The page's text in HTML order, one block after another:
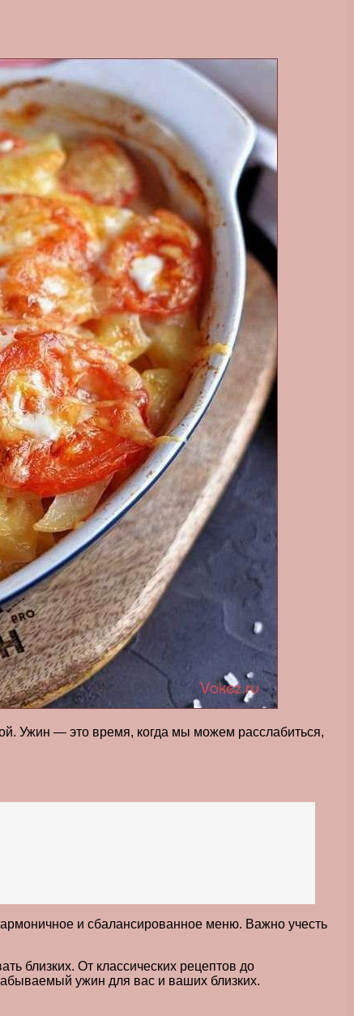
Ужин — это время, когда мы можем расслабиться,
и сбалансированное меню. Важно учесть
близких. От классических рецептов до
ужин для вас и ваших близких.